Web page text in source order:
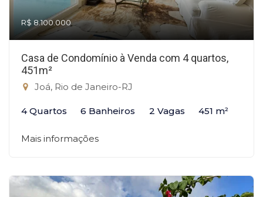
R$ 8.100.000
Casa de Condomínio à Venda com 4 quartos,
451m²
Joá, Rio de Janeiro-RJ
4 Quartos 6 Banheiros 2 Vagas 451 m²
Mais informações